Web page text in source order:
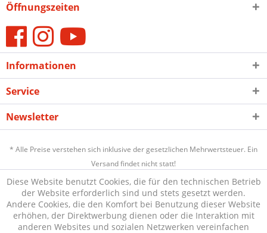
Öffnungszeiten
Informationen
Service
Newsletter
* Alle Preise verstehen sich inklusive der gesetzlichen Mehrwertsteuer. Ein
Versand findet nicht statt!
Diese Website benutzt Cookies, die für den technischen Betrieb
der Website erforderlich sind und stets gesetzt werden.
Andere Cookies, die den Komfort bei Benutzung dieser Website
erhöhen, der Direktwerbung dienen oder die Interaktion mit
anderen Websites und sozialen Netzwerken vereinfachen